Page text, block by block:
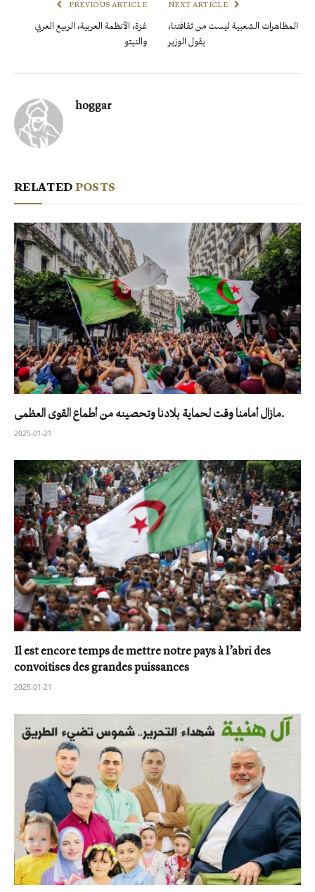
PREVIOUS ARTICLE
غزة، الأنظمة العربية، الربيع العربي
والنيتو
NEXT ARTICLE
المظاهرات الشعبية ليست من ثقافتنا،
يقول الوزير
hoggar
RELATEDPOSTS
مازال أمامنا وقت لحماية بلادنا وتحصينه من أطماع القوى العظمى.
2025-01-21
Il est encore temps de mettre notre pays à l’abri des
convoitises des grandes puissances
2025-01-21